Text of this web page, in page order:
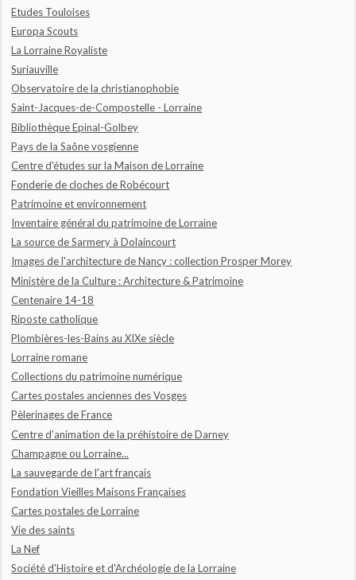
Etudes Touloises
Europa Scouts
La Lorraine Royaliste
Suriauville
Observatoire de la christianophobie
Saint-Jacques-de-Compostelle - Lorraine
Bibliothèque Epinal-Golbey
Pays de la Saône vosgienne
Centre d'études sur la Maison de Lorraine
Fonderie de cloches de Robécourt
Patrimoine et environnement
Inventaire général du patrimoine de Lorraine
La source de Sarmery à Dolaincourt
Images de l'architecture de Nancy : collection Prosper Morey
Ministère de la Culture : Architecture & Patrimoine
Centenaire 14-18
Riposte catholique
Plombières-les-Bains au XIXe siècle
Lorraine romane
Collections du patrimoine numérique
Cartes postales anciennes des Vosges
Pèlerinages de France
Centre d'animation de la préhistoire de Darney
Champagne ou Lorraine...
La sauvegarde de l'art français
Fondation Vieilles Maisons Françaises
Cartes postales de Lorraine
Vie des saints
La Nef
Société d'Histoire et d'Archéologie de la Lorraine